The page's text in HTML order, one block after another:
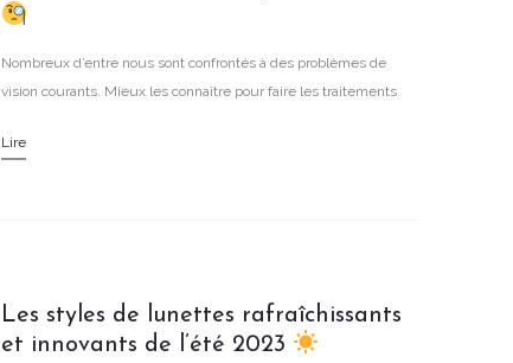
Nombreux d’entre nous sont confrontés à des problèmes de
vision courants. Mieux les connaître pour faire les traitements
Lire
Les styles de lunettes rafraîchissants
et innovants de l’été 2023